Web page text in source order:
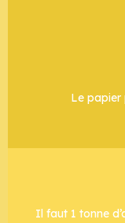
Le papier
Il faut 1 tonne